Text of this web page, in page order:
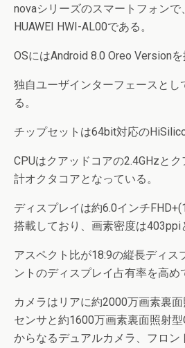
novaシリーズのスマートフォン
HUAWEI HWI-AL00である。
OSにはAndroid 8.0 Oreo Versionを
独自ユーザインターフェースとし
る。
チップセットは64bit対応の
CPUはクアッドコアの2.4GHzと
計オクタコアとなっている。
ディスプレイは約6.0インチ
搭載しており、画素密度は403ppi
アスペクト比が18:9の縦長ディス
ントのディスプレイ占有率を高め
カメラはリアに約2000万画素裏
センサと約1600万画素裏面照射
からなるデュアルカメラ、フロ